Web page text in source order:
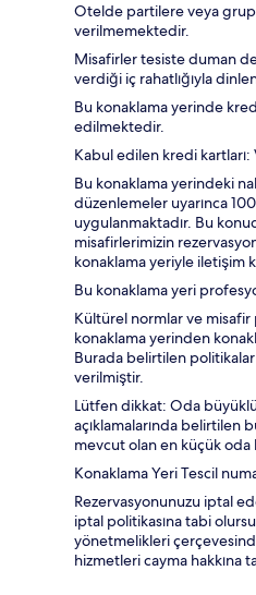
Otelde partilere veya
verilmemektedir.
Misafirler tesiste duman
verdiği iç rahatlığıyla
Bu konaklama yerinde
edilmektedir.
Kabul edilen kredi
Bu konaklama yerindeki
düzenlemeler uyarınca
uygulanmaktadır. Bu
misafirlerimizin
konaklama yeriyle iletişim
Bu konaklama yeri
Kültürel normlar ve
konaklama yerinden
Burada belirtilen
verilmiştir.
Lütfen dikkat: Oda
açıklamalarında belirtilen
mevcut olan en küçük
Konaklama Yeri Tescil
Rezervasyonunuzu iptal
iptal politikasına tabi
yönetmelikleri
hizmetleri cayma hakkına